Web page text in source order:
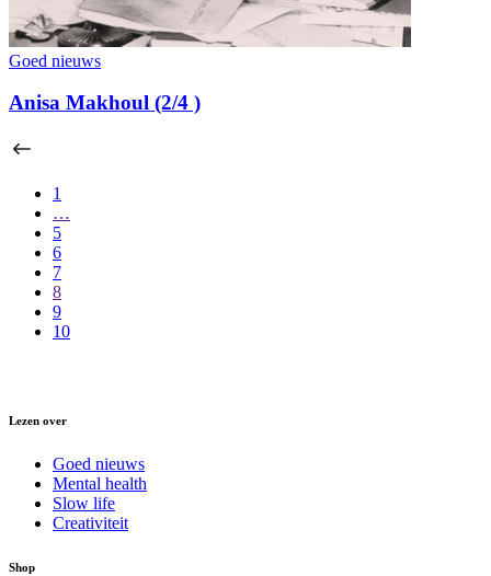
Goed nieuws
Anisa Makhoul (2/4 )
1
…
5
6
7
8
9
10
Lezen over
Goed nieuws
Mental health
Slow life
Creativiteit
Shop